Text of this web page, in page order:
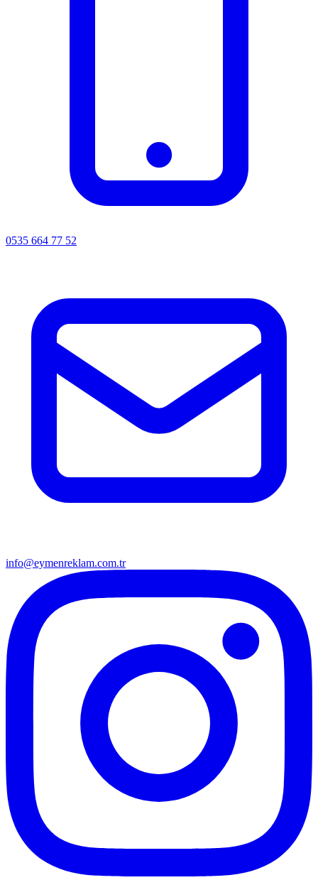
0535 664 77 52
info@eymenreklam.com.tr